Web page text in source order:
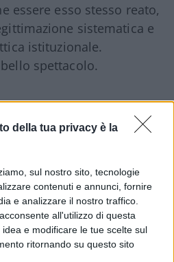
della tua privacy è la
sul nostro sito, tecnologie
contenuti e annunci, fornire
e analizzare il nostro traffico.
all'utilizzo di questa
e modificare le tue scelte sul
ritornando su questo sito
essere esso stesso reato,
sistematica e
istituzionale.
spettacolo.
palese promettere
pene esemplari e
nostra libertà e serenità —
di interferenza politica
esercita le sue funzioni su
della destra. Così